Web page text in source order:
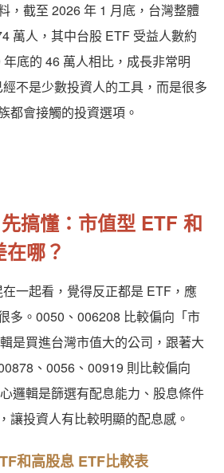
，截至 2026 年 1 月底，台灣整體
萬人，其中台股 ETF 受益人數約
底的 46 萬人相比，成長非常明
不是少數投資人的工具，而是很多
都會接觸的投資選項。
搞懂：市值型 ETF 和
哪？
一起看，覺得反正都是 ETF，應
多。0050、006208 比較偏向「市
是買進台灣市值大的公司，跟著大
、0056、00919 則比較偏向
邏輯是篩選有配息能力、股息條件
讓投資人有比較明顯的配息感。
和高股息 ETF比較表